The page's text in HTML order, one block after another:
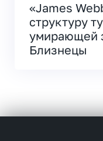
«James
структуру
умирающей
Близнецы